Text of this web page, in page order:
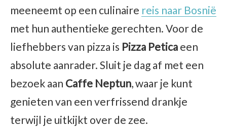
meeneemt op een culinaire reis naar Bosnië
met hun authentieke gerechten. Voor de
liefhebbers van pizza is Pizza Petica een
absolute aanrader. Sluit je dag af met een
bezoek aan Caffe Neptun, waar je kunt
genieten van een verfrissend drankje
terwijl je uitkijkt over de zee.